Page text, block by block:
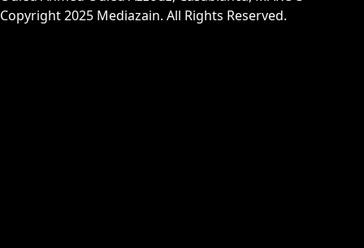
Copyright 2025 Mediazain. All Rights Reserved.